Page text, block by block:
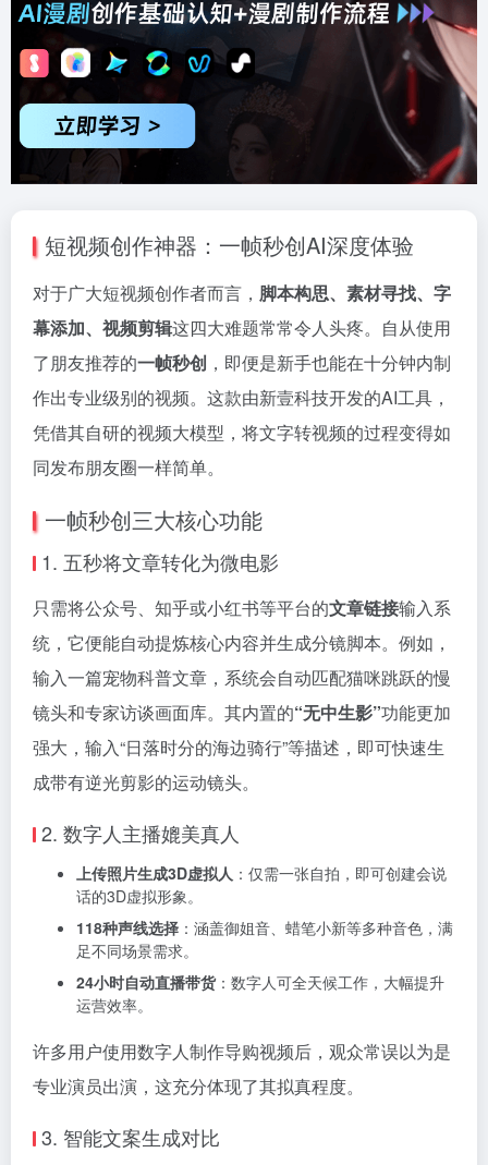
短视频创作神器：一帧秒创AI深度体验
对于广大短视频创作者而言， 脚本构思、素材寻找、字
幕添加、视频剪辑这四大难题常常令人头疼。自从使用
了朋友推荐的一帧秒创 ，即便是新手也能在十分钟内制
作出专业级别的视频。这款由新壹科技开发的AI工具，
凭借其自研的视频大模型，将文字转视频的过程变得如
同发布朋友圈一样简单。
一帧秒创三大核心功能
1. 五秒将文章转化为微电影
只需将公众号、知乎或小红书等平台的文章链接输入系
统，它便能自动提炼核心内容并生成分镜脚本。例如，
输入一篇宠物科普文章，系统会自动匹配猫咪跳跃的慢
镜头和专家访谈画面库。其内置的“无中生影”功能更加
强大，输入“日落时分的海边骑行”等描述，即可快速生
成带有逆光剪影的运动镜头。
2. 数字人主播媲美真人
上传照片生成3D虚拟人 ：仅需一张自拍，即可创建会说
话的3D虚拟形象。
118种声线选择 ：涵盖御姐音、蜡笔小新等多种音色，满
足不同场景需求。
24小时自动直播带货：数字人可全天候工作，大幅提升
运营效率。
许多用户使用数字人制作导购视频后，观众常误以为是
专业演员出演，这充分体现了其拟真程度。
3. 智能文案生成对比